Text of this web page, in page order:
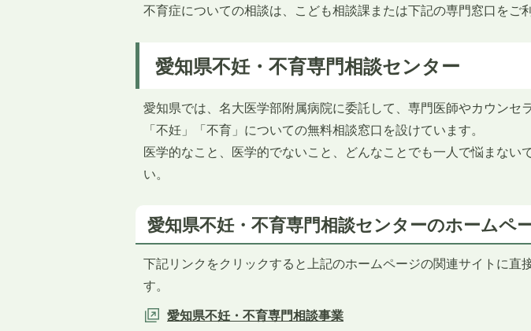
不育症についての相談は、こども相談課または下記の専門窓口をご
愛知県不妊・不育専門相談センター
愛知県では、名大医学部附属病院に委託して、専門医師やカウンセ
「不妊」「不育」についての無料相談窓口を設けています。
医学的なこと、医学的でないこと、どんなことでも一人で悩まない
い。
愛知県不妊・不育専門相談センターのホームペ
下記リンクをクリックすると上記のホームページの関連サイトに直
す。
愛知県不妊・不育専門相談事業